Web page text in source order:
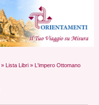
» Lista Libri » L'impero Ottomano